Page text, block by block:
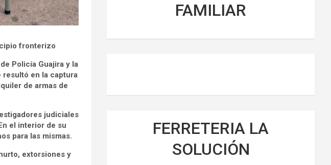
fronterizo
Policía Guajira y la
resultó en la captura
de armas de
judiciales
el interior de su
para las mismas.
extorsiones y
FAMILIAR
FERRETERIA LA
SOLUCIÓN